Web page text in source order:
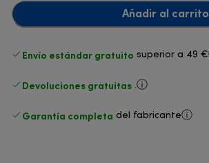
Añadir al carrito
Envío estándar gratuito superior a 49 €
Devoluciones gratuitas .
Garantía completa del fabricante